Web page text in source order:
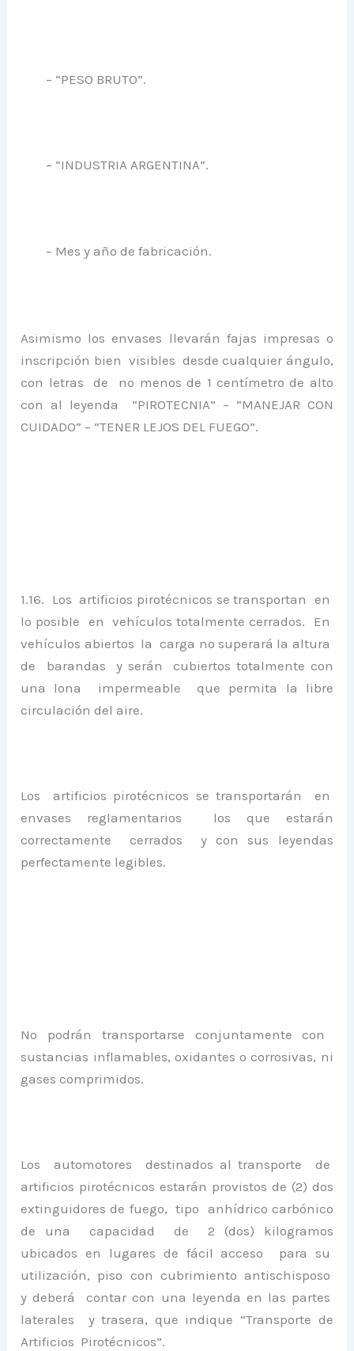
– “PESO BRUTO”.
– “INDUSTRIA ARGENTINA”.
– Mes y año de fabricación.
Asimismo los envases llevarán fajas impresas o
inscripción bien visibles desde cualquier ángulo,
con letras de no menos de 1 centímetro de alto
con al leyenda “PIROTECNIA” – “MANEJAR CON
CUIDADO” – “TENER LEJOS DEL FUEGO”.
1.16. Los artificios pirotécnicos se transportan en
lo posible en vehículos totalmente cerrados. En
vehículos abiertos la carga no superará la altura
de barandas y serán cubiertos totalmente con
una lona impermeable que permita la libre
circulación del aire.
Los artificios pirotécnicos se transportarán en
envases reglamentarios los que estarán
correctamente cerrados y con sus leyendas
perfectamente legibles.
No podrán transportarse conjuntamente con
sustancias inflamables, oxidantes o corrosivas, ni
gases comprimidos.
Los automotores destinados al transporte de
artificios pirotécnicos estarán provistos de (2) dos
extinguidores de fuego, tipo anhídrico carbónico
de una capacidad de 2 (dos) kilogramos
ubicados en lugares de fácil acceso para su
utilización, piso con cubrimiento antischisposo
y deberá contar con una leyenda en las partes
laterales y trasera, que indique “Transporte de
Artificios Pirotécnicos”.